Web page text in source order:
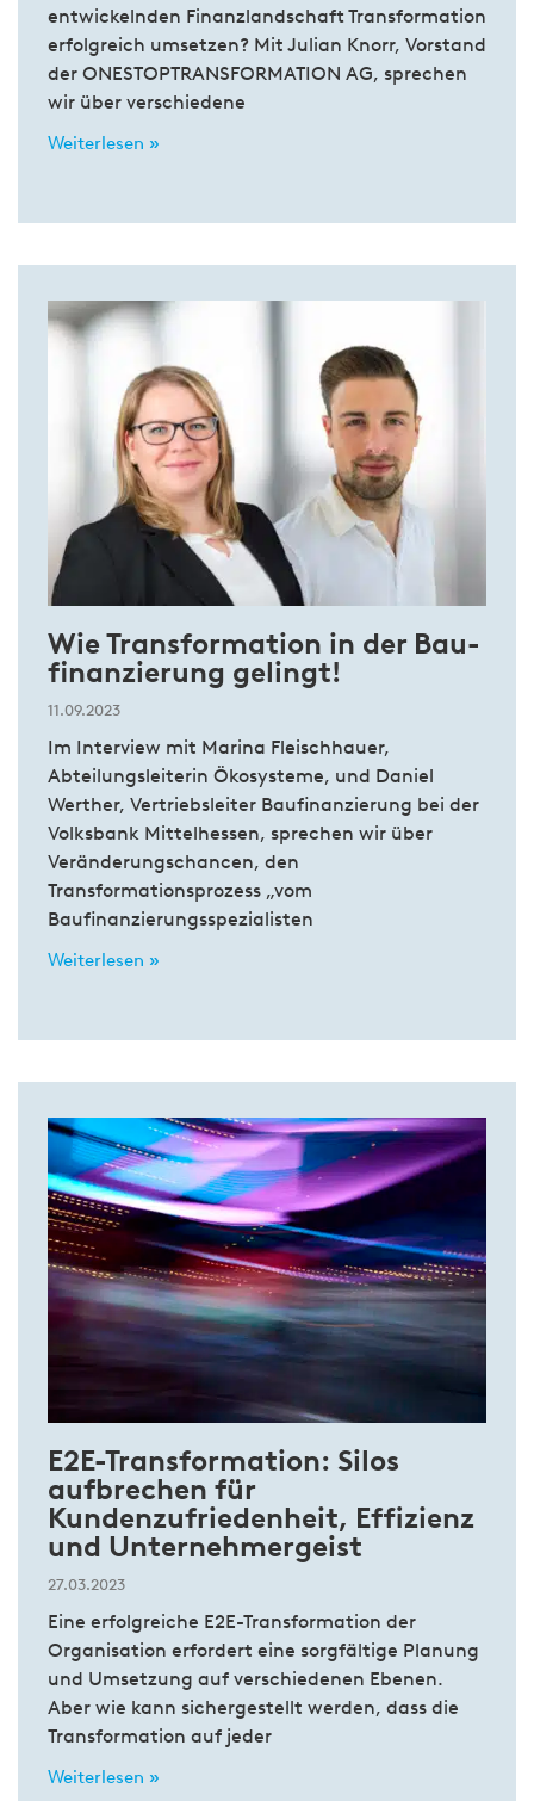
entwickelnden Finanzlandschaft Transformation
erfolgreich umsetzen? Mit Julian Knorr, Vorstand
der ONESTOPTRANSFORMATION AG, sprechen
wir über verschiedene
Weiterlesen »
Wie Trans­for­ma­tion in der Bau­
finan­zierung ge­lingt!
11.09.2023
Im Interview mit Marina Fleischhauer,
Abteilungsleiterin Ökosysteme, und Daniel
Werther, Vertriebsleiter Baufinanzierung bei der
Volksbank Mittelhessen, sprechen wir über
Veränderungschancen, den
Transformationsprozess „vom
Baufinanzierungsspezialisten
Weiterlesen »
E2E-Transformation: Silos
aufbrechen für
Kundenzufriedenheit, Effizienz
und Unternehmergeist
27.03.2023
Eine erfolgreiche E2E-Transformation der
Organisation erfordert eine sorgfältige Planung
und Umsetzung auf verschiedenen Ebenen.
Aber wie kann sichergestellt werden, dass die
Transformation auf jeder
Weiterlesen »